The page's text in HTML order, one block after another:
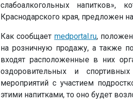
слабоалкогольных напитков»,
Краснодарского края, предложен
Как сообщает medportal.ru,
на розничную продажу, а также
входят расположенные в них
оздоровительных и
мероприятий с участием
этими напитками, то оно будет